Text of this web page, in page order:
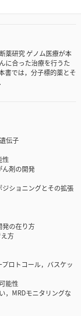
薬研究 ゲノム医療が本
に合った治療を行うた
書では，分子標的薬とそ
伝子
性
ん剤の開発
ショニングとその拡張
の在り方
方
ロトコール，バスケッ
能性
MRDモニタリングな